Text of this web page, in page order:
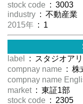
stock code : 3003
industry : 不動産業
2015年 : 1
label
: スタジオア
compnay name : 株
compnay name
market : 東証1部
stock code : 2305